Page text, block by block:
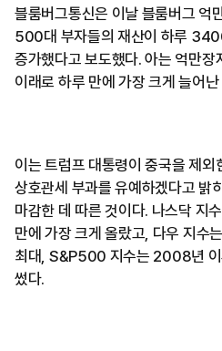
블룸버그통신은 이날 블룸버그 억
500대 부자들의 재산이 하루
증가했다고 보도했다. 아는 억만
이래로 하루 만에 가장 크게 늘어난
이는 트럼프 대통령이 중국을 제
상호관세 부과를 유예하겠다고 밝
마감한 데 따른 것이다. 나스닥 지
만에 가장 크게 올랐고, 다우 지수
최대, S&P500 지수는 2008년 이
썼다.